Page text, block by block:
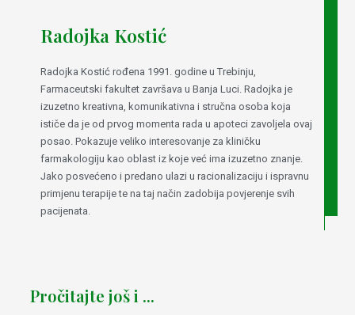
Radojka Kostić
Radojka Kostić rođena 1991. godine u Trebinju,
Farmaceutski fakultet završava u Banja Luci. Radojka je
izuzetno kreativna, komunikativna i stručna osoba koja
ističe da je od prvog momenta rada u apoteci zavoljela ovaj
posao. Pokazuje veliko interesovanje za kliničku
farmakologiju kao oblast iz koje već ima izuzetno znanje.
Jako posvećeno i predano ulazi u racionalizaciju i ispravnu
primjenu terapije te na taj način zadobija povjerenje svih
pacijenata.
Pročitajte još i ...